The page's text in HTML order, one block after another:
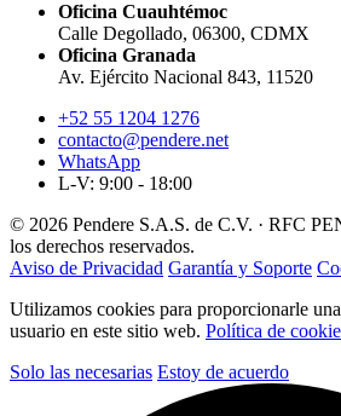
Oficina Cuauhtémoc
Calle Degollado, 06300, CDMX
Oficina Granada
Av. Ejército Nacional 843, 11520
+52 55 1204 1276
contacto@pendere.net
WhatsApp
L-V: 9:00 - 18:00
© 2026 Pendere S.A.S. de C.V. · RFC
los derechos reservados.
Aviso de Privacidad Garantía y Soporte
Utilizamos cookies para proporcionarle
usuario en este sitio web. Política de
Solo las necesarias Estoy de acuerdo